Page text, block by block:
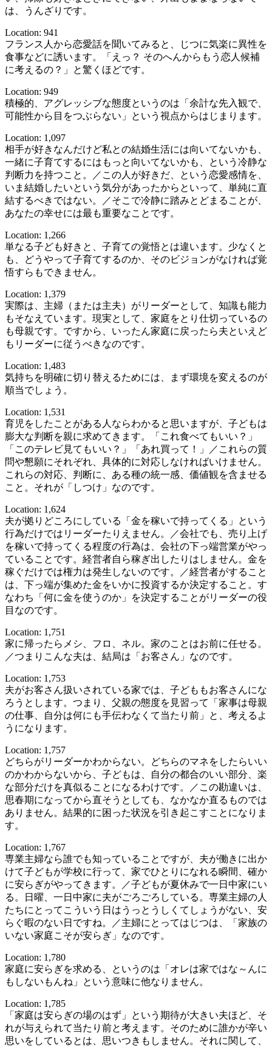
は、うんざりです。
Location: 941
フランス人から恋愛話を聞いてみると、じつに気楽に異性を
食事などに誘います。「えっ？ そのへんからもう恋人候補
に考えるの？」と驚くほどです。
Location: 949
積極的、アグレッシブな態度というのは「余計な先入観で、
可能性から目をつぶらない」という視点からはじまります。
Location: 1,097
相手が好きなんだけど私との結婚生活には向いてないかも、
一緒に子育てするにはもっと向いてないかも、という冷静な
判断力を持つこと。／この人が好きだ、という恋愛感情を、
いま結婚したいという気分があったからといって、単純に直
結するべきではない。／そこで冷静に踏みとどまることが、
あなたの幸せには最も重要なことです。
Location: 1,266
単なる子ども好きと、子育ての覚悟とは違います。少なくと
も、どうやって子育てするのか、そのビジョンがなければ覚
悟すらもできません。
Location: 1,379
実際は、主婦（または主夫）がリーダーとして、知識も能力
もそなえています。現実として、家庭をとり仕切っているの
も母親です。ですから、いったん家庭に戻ったら夫といえど
もリーダーに従うべきなのです。
Location: 1,483
気持ちを明確に切り替えるためには、まず環境を変えるのが
順当でしょう。
Location: 1,531
育児をしたことがある人ならわかると思いますが、子どもは
膨大な判断を親に求めてきます。「これ食べてもいい？」
「このテレビ見てもいい？」「あれ買って！」／これらの質
問や懇願にそれぞれ、具体的に対応しなければいけません。
これらの対応、判断に、ある種の統一感、価値観を含ませる
こと。それが「しつけ」なのです。
Location: 1,624
夫が拠りどころにしている「金を稼いで持ってくる」という
行為だけではリーダーたりえません。／会社でも、売り上げ
を稼いで持ってくる程度の行為は、会社の下っ端営業がやっ
ていることです。経営者自ら稼ぎ出したりはしません。金を
稼ぐだけでは権力は発生しないのです。／経営者がすること
は、下っ端が集めた金をいかに投資するか決定すること。す
なわち「何に金を使うのか」を決定することがリーダーの役
目なのです。
Location: 1,751
家に帰ったらメシ、フロ、ネル。家のことはお前に任せる。
／つまりこんな夫は、結局は「お客さん」なのです。
Location: 1,753
夫がお客さん扱いされている家では、子どももお客さんにな
ろうとします。つまり、父親の態度を見習って「家事は母親
の仕事、自分は何にも手伝わなくて当たり前」と、考えるよ
うになります。
Location: 1,757
どちらがリーダーかわからない。どちらのマネをしたらいい
のかわからないから、子どもは、自分の都合のいい部分、楽
な部分だけを真似ることになるわけです。／この勘違いは、
思春期になってから直そうとしても、なかなか直るものでは
ありません。結果的に困った状況を引き起こすことになりま
す。
Location: 1,767
専業主婦なら誰でも知っていることですが、夫が働きに出か
けて子どもが学校に行って、家でひとりになれる瞬間、確か
に安らぎがやってきます。／子どもが夏休みで一日中家にい
る。日曜、一日中家に夫がごろごろしている。専業主婦の人
たちにとってこういう日はうっとうしくてしょうがない、安
らぐ暇のない日ですね。／主婦にとってはじつは、「家族の
いない家庭こそが安らぎ」なのです。
Location: 1,780
家庭に安らぎを求める、というのは「オレは家ではな～んに
もしないもんね」という意味に他なりません。
Location: 1,785
「家庭は安らぎの場のはず」という期待が大きい夫ほど、そ
れが与えられて当たり前と考えます。そのために誰かが辛い
思いをしているとは、思いつきもしません。それに関して、